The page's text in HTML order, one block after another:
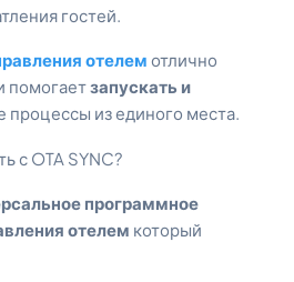
гостей.
отелем отлично
помогаетзапускать и
процессы из единого места.
с OTA SYNC?
программное
отелем который